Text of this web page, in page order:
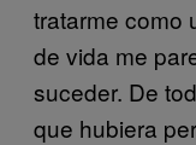
tratarme como
de vida me
suceder. De
que hubiera